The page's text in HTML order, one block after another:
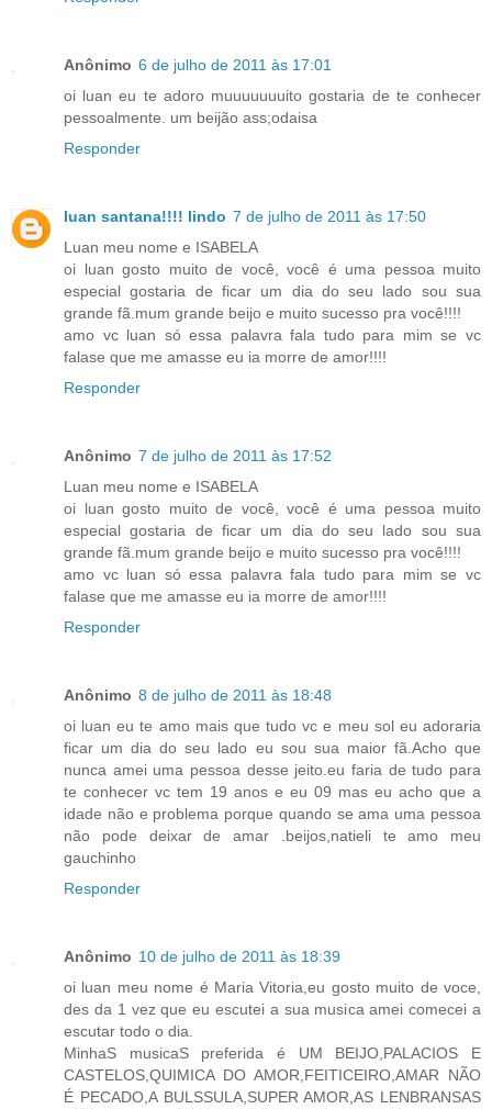
Anônimo 6 de julho de 2011 às 17:01
oi luan eu te adoro muuuuuuuito gostaria de te conhecer
pessoalmente. um beijão ass;odaisa
Responder
luan santana!!!! lindo 7 de julho de 2011 às 17:50
Luan meu nome e ISABELA
oi luan gosto muito de você, você é uma pessoa muito
especial gostaria de ficar um dia do seu lado sou sua
grande fã.mum grande beijo e muito sucesso pra você!!!!
amo vc luan só essa palavra fala tudo para mim se vc
falase que me amasse eu ia morre de amor!!!!
Responder
Anônimo 7 de julho de 2011 às 17:52
Luan meu nome e ISABELA
oi luan gosto muito de você, você é uma pessoa muito
especial gostaria de ficar um dia do seu lado sou sua
grande fã.mum grande beijo e muito sucesso pra você!!!!
amo vc luan só essa palavra fala tudo para mim se vc
falase que me amasse eu ia morre de amor!!!!
Responder
Anônimo 8 de julho de 2011 às 18:48
oi luan eu te amo mais que tudo vc e meu sol eu adoraria
ficar um dia do seu lado eu sou sua maior fã.Acho que
nunca amei uma pessoa desse jeito.eu faria de tudo para
te conhecer vc tem 19 anos e eu 09 mas eu acho que a
idade não e problema porque quando se ama uma pessoa
não pode deixar de amar .beijos,natieli te amo meu
gauchinho
Responder
Anônimo 10 de julho de 2011 às 18:39
oi luan meu nome é Maria Vitoria,eu gosto muito de voce,
des da 1 vez que eu escutei a sua musica amei comecei a
escutar todo o dia.
MinhaS musicaS preferida é UM BEIJO,PALACIOS E
CASTELOS,QUIMICA DO AMOR,FEITICEIRO,AMAR NÃO
É PECADO,A BULSSULA,SUPER AMOR,AS LENBRANSAS